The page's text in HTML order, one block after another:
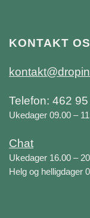
KONTAKT
Telefon: 462
Ukedager 09.00 –
Chat
Ukedager 16.00 –
Helg og helligdager